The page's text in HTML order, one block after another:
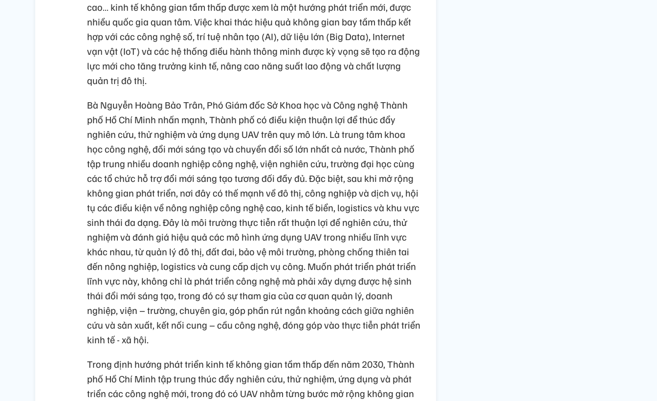
cao… kinh tế không gian tầm thấp được xem là một hướng phát triển mới, được
nhiều quốc gia quan tâm. Việc khai thác hiệu quả không gian bay tầm thấp kết
hợp với các công nghệ số, trí tuệ nhân tạo (AI), dữ liệu lớn (Big Data), Internet
vạn vật (IoT) và các hệ thống điều hành thông minh được kỳ vọng sẽ tạo ra động
lực mới cho tăng trưởng kinh tế, nâng cao năng suất lao động và chất lượng
quản trị đô thị.
Bà Nguyễn Hoàng Bảo Trân, Phó Giám đốc Sở Khoa học và Công nghệ Thành
phố Hồ Chí Minh nhấn mạnh, Thành phố có điều kiện thuận lợi để thúc đẩy
nghiên cứu, thử nghiệm và ứng dụng UAV trên quy mô lớn. Là trung tâm khoa
học công nghệ, đổi mới sáng tạo và chuyển đổi số lớn nhất cả nước, Thành phố
tập trung nhiều doanh nghiệp công nghệ, viện nghiên cứu, trường đại học cùng
các tổ chức hỗ trợ đổi mới sáng tạo tương đối đầy đủ. Đặc biệt, sau khi mở rộng
không gian phát triển, nơi đây có thế mạnh về đô thị, công nghiệp và dịch vụ, hội
tụ các điều kiện về nông nghiệp công nghệ cao, kinh tế biển, logistics và khu vực
sinh thái đa dạng. Đây là môi trường thực tiễn rất thuận lợi để nghiên cứu, thử
nghiệm và đánh giá hiệu quả các mô hình ứng dụng UAV trong nhiều lĩnh vực
khác nhau, từ quản lý đô thị, đất đai, bảo vệ môi trường, phòng chống thiên tai
đến nông nghiệp, logistics và cung cấp dịch vụ công. Muốn phát triển phát triển
lĩnh vực này, không chỉ là phát triển công nghệ mà phải xây dựng được hệ sinh
thái đổi mới sáng tạo, trong đó có sự tham gia của cơ quan quản lý, doanh
nghiệp, viện – trường, chuyên gia, góp phần rút ngắn khoảng cách giữa nghiên
cứu và sản xuất, kết nối cung – cầu công nghệ, đóng góp vào thực tiễn phát triển
kinh tế - xã hội.
Trong định hướng phát triển kinh tế không gian tầm thấp đến năm 2030, Thành
phố Hồ Chí Minh tập trung thúc đẩy nghiên cứu, thử nghiệm, ứng dụng và phát
triển các công nghệ mới, trong đó có UAV nhằm từng bước mở rộng không gian